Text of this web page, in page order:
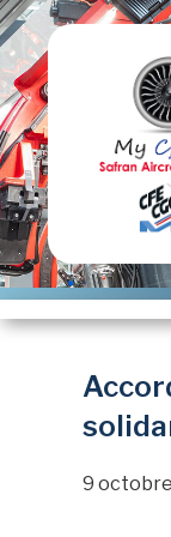
Aller
au
contenu
principal
9